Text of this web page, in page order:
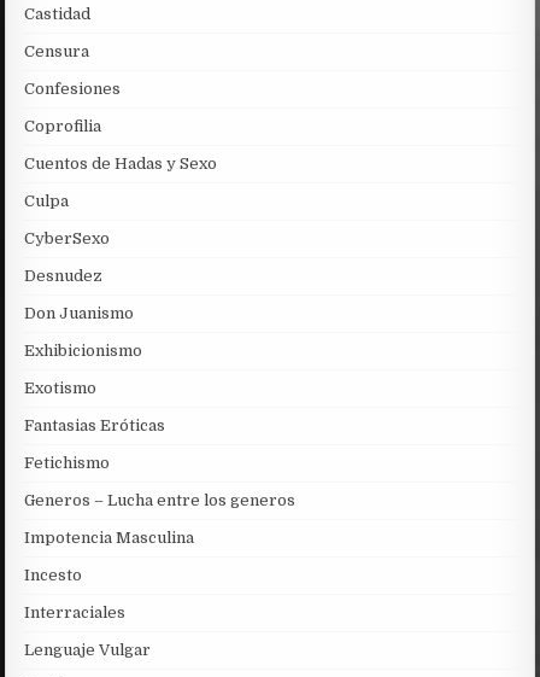
Castidad
Censura
Confesiones
Coprofilia
Cuentos de Hadas y Sexo
Culpa
CyberSexo
Desnudez
Don Juanismo
Exhibicionismo
Exotismo
Fantasias Eróticas
Fetichismo
Generos – Lucha entre los generos
Impotencia Masculina
Incesto
Interraciales
Lenguaje Vulgar